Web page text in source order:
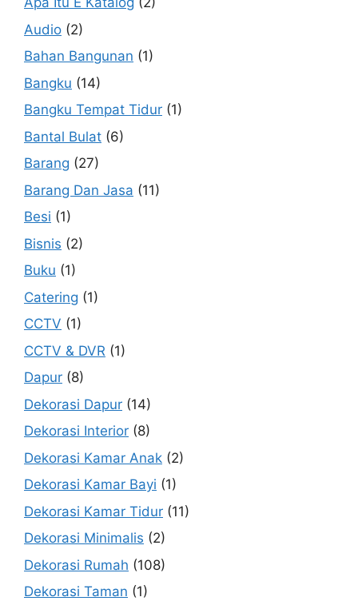
Audio (2)
Bahan Bangunan (1)
Bangku (14)
Bangku Tempat Tidur (1)
Bantal Bulat (6)
Barang (27)
Barang Dan Jasa (11)
Besi (1)
Bisnis (2)
Buku (1)
Catering (1)
CCTV (1)
CCTV & DVR (1)
Dapur (8)
Dekorasi Dapur (14)
Dekorasi Interior (8)
Dekorasi Kamar Anak (2)
Dekorasi Kamar Bayi (1)
Dekorasi Kamar Tidur (11)
Dekorasi Minimalis (2)
Dekorasi Rumah (108)
Dekorasi Taman (1)